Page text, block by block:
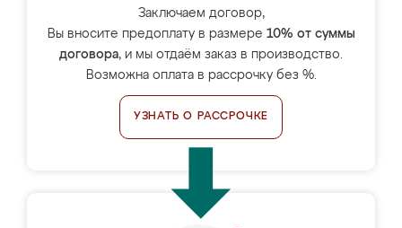
Заключаем договор,
Вы вносите предоплату в размере 10% от суммы
договора, и мы отдаём заказ в производство.
Возможна оплата в рассрочку без %.
УЗНАТЬ О РАССРОЧКЕ